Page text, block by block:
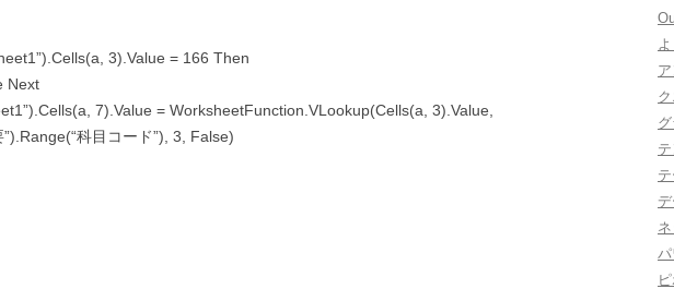
3).Value = 166 Then
Next
7).Value = WorksheetFunction.VLookup(Cells(a, 3).Value,
科目コード”), 3, False)
ク
パ